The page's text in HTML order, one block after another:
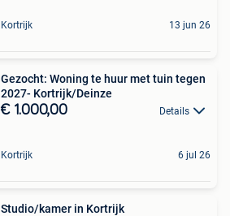
Kortrijk 13 jun 26
Gezocht: Woning te huur met tuin tegen
2027- Kortrijk/Deinze
€ 1.000,00 Details
Kortrijk 6 jul 26
Studio/kamer in Kortrijk